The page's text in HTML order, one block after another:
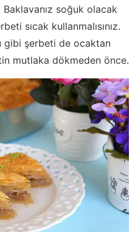
Baklavanız soğuk olacak
sıcak kullanmalısınız.
gibi şerbeti de ocaktan
mutlaka dökmeden önce.